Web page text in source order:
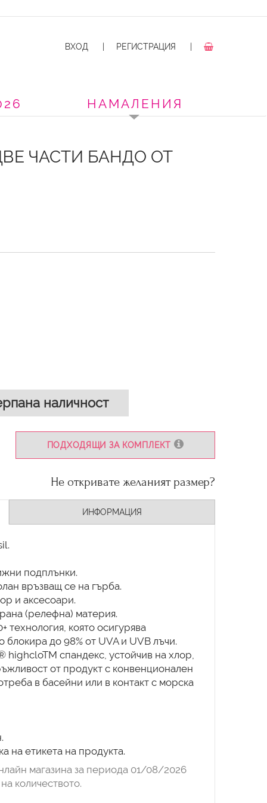
ВХОД РЕГИСТРАЦИЯ
НАМАЛЕНИЯ
ЧАСТИ БАНДО ОТ
наличност
ПОДХОДЯЩИ ЗА КОМПЛЕКТ
Не откривате желаният размер?
ИНФОРМАЦИЯ
подплънки.
връзващ се на гърба.
и аксесоари.
(релефна) материя.
технология, която осигурява
блокира до 98% от UVA и UVB лъчи.
спандекс, устойчив на хлор,
от продукт с конвенционален
в басейни или в контакт с морска
на етикета на продукта.
магазина за периода 01/08/2026
количеството.